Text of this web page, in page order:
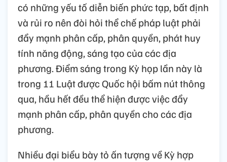
có những yếu tố diễn biến phức tạp, bất định
và rủi ro nên đòi hỏi thể chế pháp luật phải
đẩy mạnh phân cấp, phân quyền, phát huy
tính năng động, sáng tạo của các địa
phương. Điểm sáng trong Kỳ họp lần này là
trong 11 Luật được Quốc hội bấm nút thông
qua, hầu hết đều thể hiện được việc đẩy
mạnh phân cấp, phân quyền cho các địa
phương.
Nhiều đại biểu bày tỏ ấn tượng về Kỳ hợp